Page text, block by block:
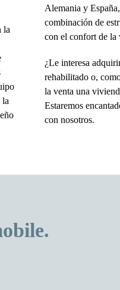
la
la
Alemania y
combinación de
con el confort de la
¿Le interesa
rehabilitado o,
la venta una
Estaremos
con nosotros.